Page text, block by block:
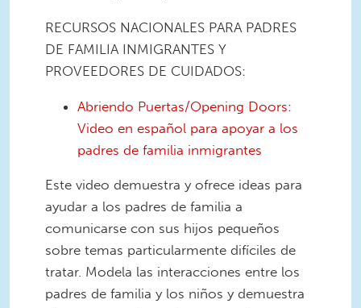
RECURSOS NACIONALES PARA PADRES
DE FAMILIA INMIGRANTES Y
PROVEEDORES DE CUIDADOS:
Abriendo Puertas/Opening Doors:
Video en español para apoyar a los
padres de familia inmigrantes
Este video demuestra y ofrece ideas para
ayudar a los padres de familia a
comunicarse con sus hijos pequeños
sobre temas particularmente difíciles de
tratar. Modela las interacciones entre los
padres de familia y los niños y demuestra